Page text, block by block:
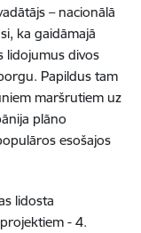
– nacionālā
ka gaidāmajā
lidojumus divos
Papildus tam
maršrutiem uz
plāno
esošajos
lidosta
- 4.